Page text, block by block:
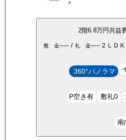
2階6.8万円共益
敷 金-----/ 礼 金-----２ＬＤＫ
360°パノラマ
P空き有 敷礼0
南